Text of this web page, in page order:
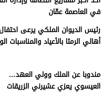
في العاصمة عمّان
رئيس الديوان الملكي يرعى احتفال
أهالي الرمثا بالأعياد والمناسبات
مندوبا عن الملك وولي العهد…
العيسوي يعزي عشيرني الزريقات